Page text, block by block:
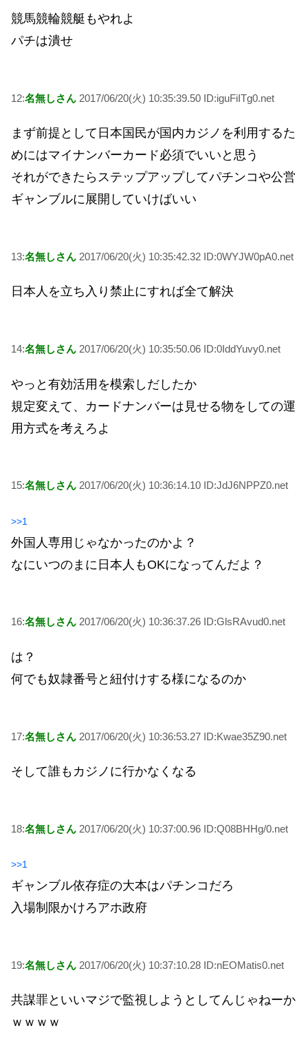
競馬競輪競艇もやれよ
パチは潰せ
12:名無しさん 2017/06/20(火) 10:35:39.50 ID:iguFiITg0.net
まず前提として日本国民が国内カジノを利用するた
めにはマイナンバーカード必須でいいと思う
それができたらステップアップしてパチンコや公営
ギャンブルに展開していけばいい
13:名無しさん 2017/06/20(火) 10:35:42.32 ID:0WYJW0pA0.net
日本人を立ち入り禁止にすれば全て解決
14:名無しさん 2017/06/20(火) 10:35:50.06 ID:0IddYuvy0.net
やっと有効活用を模索しだしたか
規定変えて、カードナンバーは見せる物をしての運
用方式を考えろよ
15:名無しさん 2017/06/20(火) 10:36:14.10 ID:JdJ6NPPZ0.net
>>1
外国人専用じゃなかったのかよ？
なにいつのまに日本人もOKになってんだよ？
16:名無しさん 2017/06/20(火) 10:36:37.26 ID:GlsRAvud0.net
は？
何でも奴隷番号と紐付けする様になるのか
17:名無しさん 2017/06/20(火) 10:36:53.27 ID:Kwae35Z90.net
そして誰もカジノに行かなくなる
18:名無しさん 2017/06/20(火) 10:37:00.96 ID:Q08BHHg/0.net
>>1
ギャンブル依存症の大本はパチンコだろ
入場制限かけろアホ政府
19:名無しさん 2017/06/20(火) 10:37:10.28 ID:nEOMatis0.net
共謀罪といいマジで監視しようとしてんじゃねーか
ｗｗｗｗ